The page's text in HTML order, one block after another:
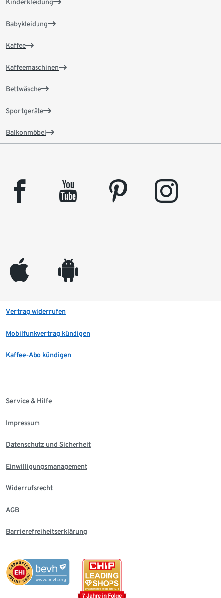
Kinderkleidung
Babykleidung
Kaffee
Kaffeemaschinen
Bettwäsche
Sportgeräte
Balkonmöbel
facebook youtube pinterest instagram
appleinc android
Vertrag widerrufen
Mobilfunkvertrag kündigen
Kaffee-Abo kündigen
Service & Hilfe
Impressum
Datenschutz und Sicherheit
Einwilligungsmanagement
Widerrufsrecht
AGB
Barrierefreiheitserklärung